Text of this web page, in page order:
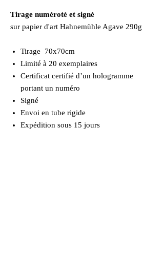
Tirage numéroté et signé
sur papier d'art Hahnemühle Agave 290g
Tirage 70x70cm
Limité à 20 exemplaires
Certificat certifié d’un hologramme
portant un numéro
Signé
Envoi en tube rigide
Expédition sous 15 jours